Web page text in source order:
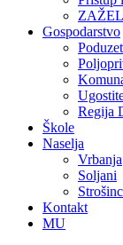
Gospodarstvo
Regija
Škole
Naselja
Vrbanja
Soljani
Kontakt
MU